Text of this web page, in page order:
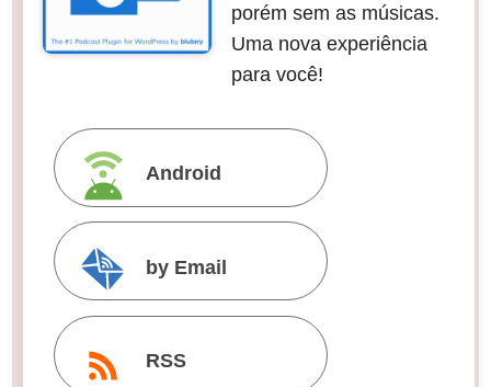
porém sem as músicas.
Uma nova experiência
para você!
Android
by Email
RSS